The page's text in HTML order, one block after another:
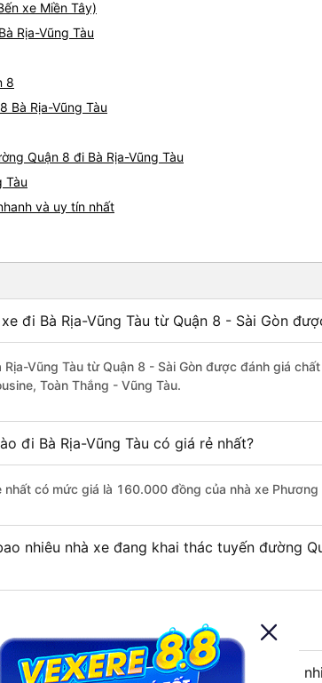
xe Miền Tây)
Rịa-Vũng Tàu
8
Bà Rịa-Vũng Tàu
Quận 8 đi Bà Rịa-Vũng Tàu
Tàu
và uy tín nhất
đi Bà Rịa-Vũng Tàu từ Quận 8 - Sài Gòn
Rịa-Vũng Tàu từ Quận 8 - Sài Gòn được đánh giá
Toàn Thắng - Vũng Tàu.
đi Bà Rịa-Vũng Tàu có giá rẻ nhất?
nhất có mức giá là 160.000 đồng của nhà xe Phương
nhiêu nhà xe đang khai thác tuyến đường
3 nhà xe khai thác tuyến đường.
8 - Sài Gòn đi Bà Rịa-Vũng Tàu mất bao